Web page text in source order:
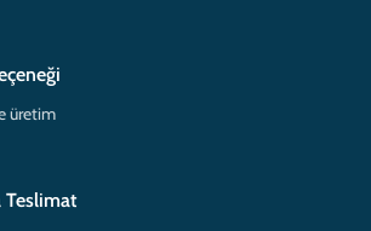
üretim
Teslimat